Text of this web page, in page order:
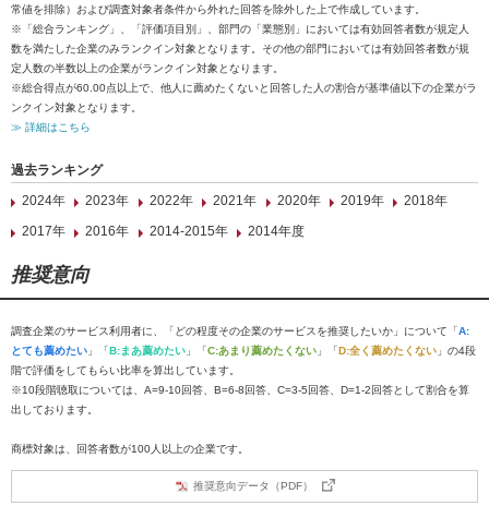
常値を排除）および調査対象者条件から外れた回答を除外した上で作成しています。
※「総合ランキング」、「評価項目別」、部門の「業態別」においては有効回答者数が規定人
数を満たした企業のみランクイン対象となります。その他の部門においては有効回答者数が規
定人数の半数以上の企業がランクイン対象となります。
※総合得点が60.00点以上で、他人に薦めたくないと回答した人の割合が基準値以下の企業がラ
ンクイン対象となります。
≫ 詳細はこちら
過去ランキング
2024年
2023年 2022年 2021年 2020年 2019年
2018年
2017年
2016年 2014-2015年 2014年度
推奨意向
調査企業のサービス利用者に、「どの程度その企業のサービスを推奨したいか」について「A:
とても薦めたい 」「B:まあ薦めたい 」「C:あまり薦めたくない 」「D:全く薦めたくない 」の4段
階で評価をしてもらい比率を算出しています。
※10段階聴取については、A=9-10回答、B=6-8回答、C=3-5回答、D=1-2回答として割合を算
出しております。
商標対象は、回答者数が100人以上の企業です。
推奨意向データ（PDF）